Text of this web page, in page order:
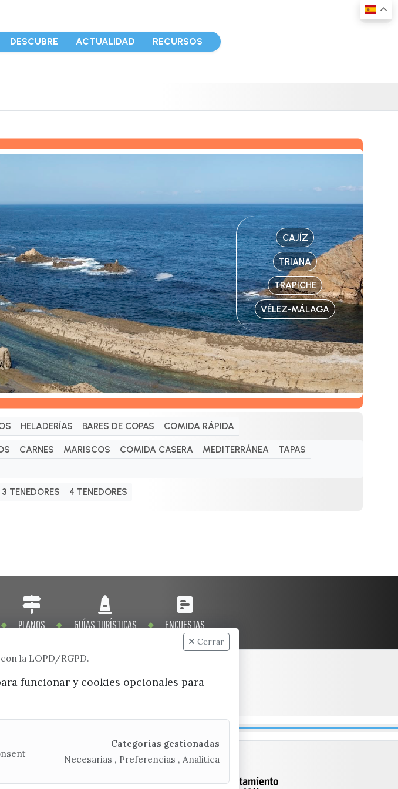
DESCUBRE ACTUALIDAD RECURSOS
CAJÍZ
TRIANA
TRAPICHE
VÉLEZ-MÁLAGA
HELADERÍAS BARES DE COPAS COMIDA RÁPIDA
CARNES MARISCOS COMIDA CASERA MEDITERRÁNEA
TAPAS
3 TENEDORES 4 TENEDORES
PLANOS GUÍAS TURÍSTICAS ENCUESTAS
la LOPD/RGPD.
Cerrar
funcionar y cookies opcionales para
Categorias gestionadas
Necesarias , Preferencias , Analitica